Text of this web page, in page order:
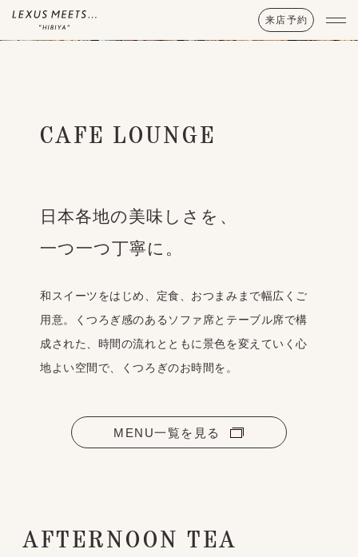
来店予約
MOVIE ACCESS
CAFE LOUNGE
AFTERNOON TEA
SWEETS
MEALS&APPETIZERS
DRINKS/TEA
SPECIAL
TOYOTA×
MICHI selection
企業サイトTOP
CAFE LOUNGE
日本各地の美味しさを、
一つ一つ丁寧に。
和スイーツをはじめ、定食、おつまみまで幅広くご
用意。くつろぎ感のあるソファ席とテーブル席で構
成された、時間の流れとともに景色を変えていく心
地よい空間で、くつろぎのお時間を。
MENU一覧を見る
AFTERNOON TEA